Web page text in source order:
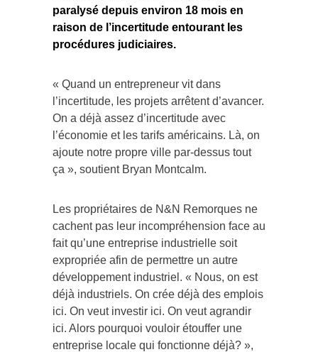
paralysé depuis environ 18 mois en
raison de l’incertitude entourant les
procédures judiciaires.
« Quand un entrepreneur vit dans
l’incertitude, les projets arrêtent d’avancer.
On a déjà assez d’incertitude avec
l’économie et les tarifs américains. Là, on
ajoute notre propre ville par-dessus tout
ça », soutient Bryan Montcalm.
Les propriétaires de N&N Remorques ne
cachent pas leur incompréhension face au
fait qu’une entreprise industrielle soit
expropriée afin de permettre un autre
développement industriel. « Nous, on est
déjà industriels. On crée déjà des emplois
ici. On veut investir ici. On veut agrandir
ici. Alors pourquoi vouloir étouffer une
entreprise locale qui fonctionne déjà? »,